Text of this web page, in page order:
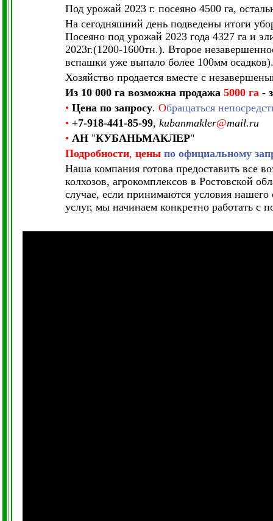
Под урожай 2023 г. посеяно 4500 га,
На сегодняшний день подведены итоги
Посеяно под урожай 2023 года 4327 га и
2023г.(1200-1600тн.). Второе
вспашки уже выпало более 100мм осадков).
Хозяйство продается вместе с
Из 10 000 га возможна продажа 5000 га -
• Цена по запросу. Обращаться
• +7-918-441-85-99, kubanmakler@mail.ru
• АН "КУБАНЬМАКЛЕР"
Подробности, цены по официальному
Наша компания готова предоставить все
колхозов, агрокомплексов в Ростовской
случае, если принимаются условия
услуг, мы начинаем конкретно работать с